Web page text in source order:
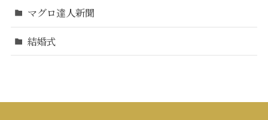
マグロ達人新聞
結婚式